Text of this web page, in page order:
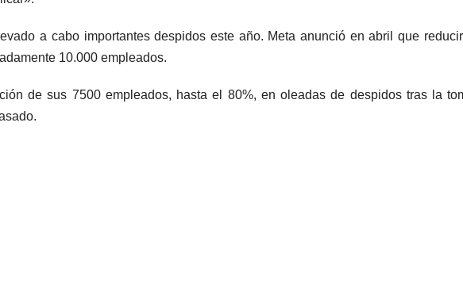
a cabo importantes despidos este año. Meta anunció en abril que
10.000 empleados.
de sus 7500 empleados, hasta el 80%, en oleadas de despidos tras la